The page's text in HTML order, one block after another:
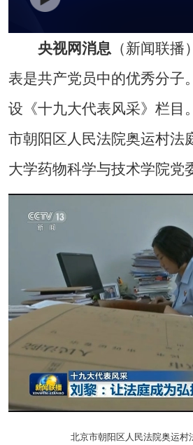
央视网消息 （新闻联
表是共产党员中的优秀分子
设《十九大代表风采》栏目
市朝阳区人民法院奥运村法
大学药物科学与技术学院党
北京市朝阳区人民法院奥运村